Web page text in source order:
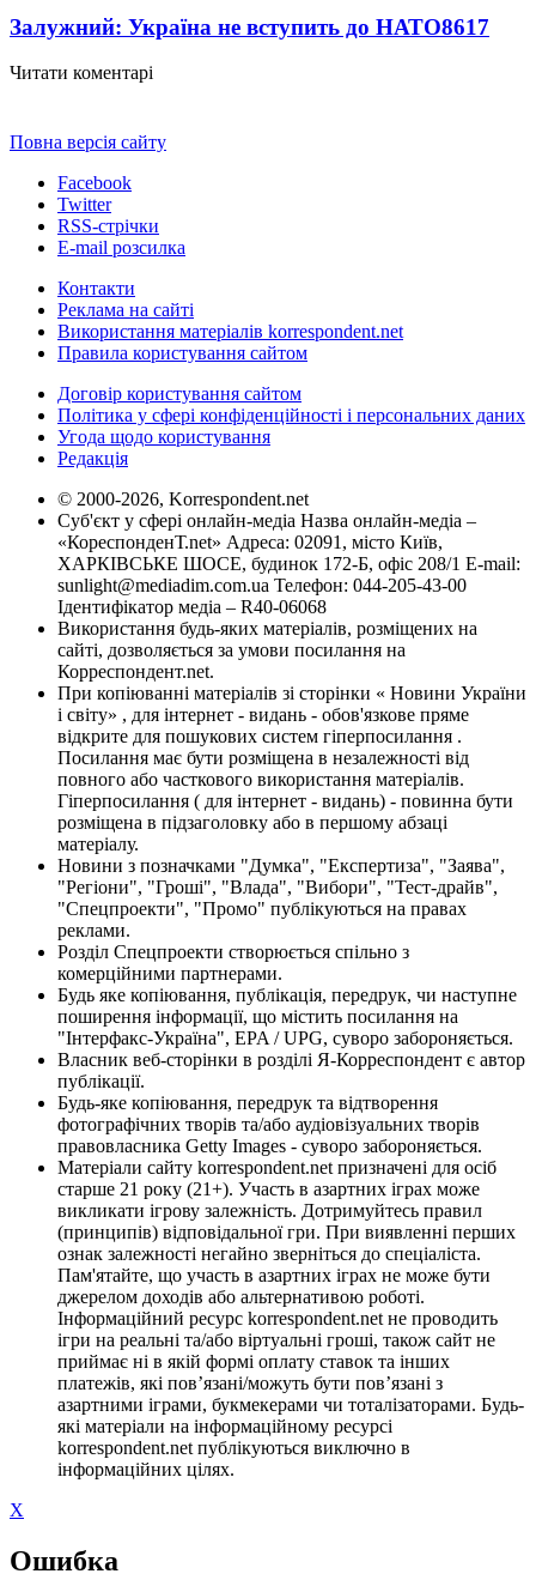
Залужний: Україна не вступить до НАТО8617
Читати коментарі
Повна версія сайту
Facebook
Twitter
RSS-стрічки
E-mail розсилка
Контакти
Реклама на сайті
Використання матеріалів korrespondent.net
Правила користування сайтом
Договір користування сайтом
Політика у сфері конфіденційності і персональних даних
Угода щодо користування
Редакція
© 2000-2026, Korrespondent.net
Суб'єкт у сфері онлайн-медіа Назва онлайн-медіа –
«КореспонденТ.net» Адреса: 02091, місто Київ,
ХАРКІВСЬКЕ ШОСЕ, будинок 172-Б, офіс 208/1 E-mail:
sunlight@mediadim.com.ua Телефон: 044-205-43-00
Ідентифікатор медіа – R40-06068
Використання будь-яких матеріалів, розміщених на
сайті, дозволяється за умови посилання на
Корреспондент.net.
При копіюванні матеріалів зі сторінки « Новини України
і світу» , для інтернет - видань - обов'язкове пряме
відкрите для пошукових систем гіперпосилання .
Посилання має бути розміщена в незалежності від
повного або часткового використання матеріалів.
Гіперпосилання ( для інтернет - видань) - повинна бути
розміщена в підзаголовку або в першому абзаці
матеріалу.
Новини з позначками "Думка", "Експертиза", "Заява",
"Регіони", "Гроші", "Влада", "Вибори", "Тест-драйв",
"Спецпроекти", "Промо" публікуються на правах
реклами.
Розділ Спецпроекти створюється спільно з
комерційними партнерами.
Будь яке копіювання, публікація, передрук, чи наступне
поширення інформації, що містить посилання на
"Інтерфакс-Україна", EPA / UPG, суворо забороняється.
Власник веб-сторінки в розділі Я-Корреспондент є автор
публікації.
Будь-яке копіювання, передрук та відтворення
фотографічних творів та/або аудіовізуальних творів
правовласника Getty Images - суворо забороняється.
Матеріали сайту korrespondent.net призначені для осіб
старше 21 року (21+). Участь в азартних іграх може
викликати ігрову залежність. Дотримуйтесь правил
(принципів) відповідальної гри. При виявленні перших
ознак залежності негайно зверніться до спеціаліста.
Пам'ятайте, що участь в азартних іграх не може бути
джерелом доходів або альтернативою роботі.
Інформаційний ресурс korrespondent.net не проводить
ігри на реальні та/або віртуальні гроші, також сайт не
приймає ні в якій формі оплату ставок та інших
платежів, які пов’язані/можуть бути пов’язані з
азартними іграми, букмекерами чи тоталізаторами. Будь-
які матеріали на інформаційному ресурсі
korrespondent.net публікуються виключно в
інформаційних цілях.
X
Ошибка